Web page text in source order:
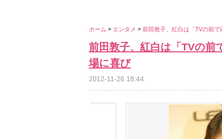
ホーム > エンタメ > 前田敦子、紅白は「TVの前
前田敦子、紅白は「TVの
場に喜び
2012-11-26 18:44